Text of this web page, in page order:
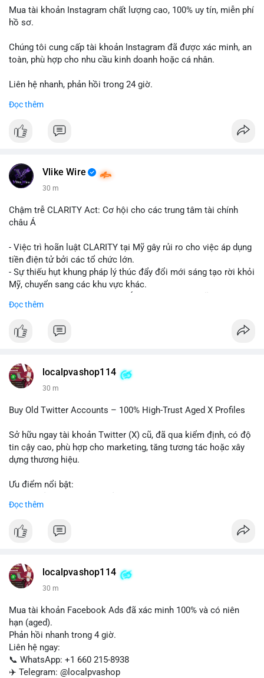
Mua tài khoản Instagram chất lượng cao, 100% uy tín, miễn phí
hồ sơ.
Chúng tôi cung cấp tài khoản Instagram đã được xác minh, an
toàn, phù hợp cho nhu cầu kinh doanh hoặc cá nhân.
Liên hệ nhanh, phản hồi trong 24 giờ.
📞 WhatsApp: +1 660 215-8938
Đọc thêm
Vlike Wire
30 m
Chậm trễ CLARITY Act: Cơ hội cho các trung tâm tài chính
châu Á
- Việc trì hoãn luật CLARITY tại Mỹ gây rủi ro cho việc áp dụng
tiền điện tử bởi các tổ chức lớn.
- Sự thiếu hụt khung pháp lý thúc đẩy đổi mới sáng tạo rời khỏi
Mỹ, chuyển sang các khu vực khác.
trường khi Mỹ còn đang lúng túng về luật pháp.
#binancesquare #blockchain
#vlikevn #titanbot
📰 Nguồn: Cointelegraph
Đọc thêm
localpvashop114
30 m
Buy Old Twitter Accounts – 100% High-Trust Aged X Profiles
Sở hữu ngay tài khoản Twitter (X) cũ, đã qua kiểm định, có độ
tin cậy cao, phù hợp cho marketing, tăng tương tác hoặc xây
dựng thương hiệu.
Ưu điểm nổi bật:
- Hồ sơ hoàn chỉnh, giảm nguy cơ bị khóa
✈️ Telegram: @localpvashop
📧 Email: localpvashop@gmail.com
Đọc thêm
localpvashop114
30 m
Mua tài khoản Facebook Ads đã xác minh 100% và có niên
hạn (aged).
Phản hồi nhanh trong 4 giờ.
Liên hệ ngay:
📞 WhatsApp: +1 660 215-8938
✈️ Telegram: @localpvashop